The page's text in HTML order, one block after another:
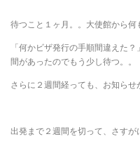
待つこと１ヶ月。。大使館から何
「何かビザ発行の手順間違えた
間があったのでもう少し待つ。。
さらに２週間経っても、お知らせ
出発まで２週間を切って、さすが